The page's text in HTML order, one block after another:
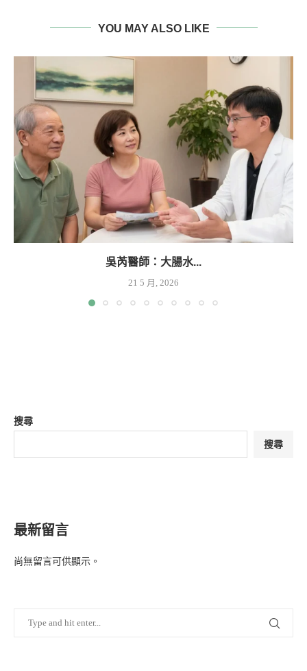
YOU MAY ALSO LIKE
吳芮醫師：大腸水...
21 5 月, 2026
搜尋
搜尋
最新留言
尚無留言可供顯示。